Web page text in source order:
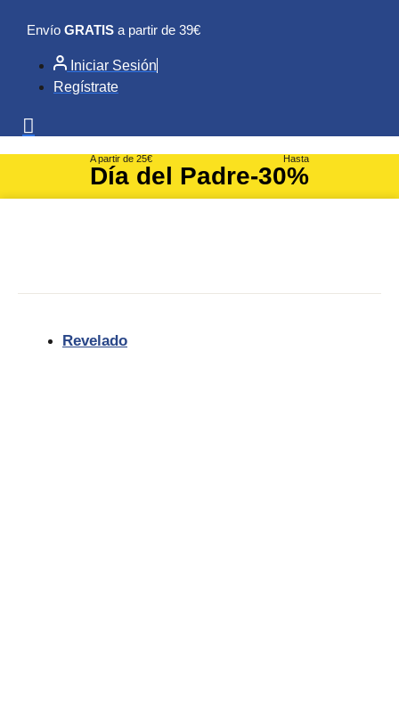
contenido
Envío GRATIS a partir de 39€
Iniciar Sesión
Regístrate
A partir de 25€
Día del Padre
Hasta
-30%
Revelado